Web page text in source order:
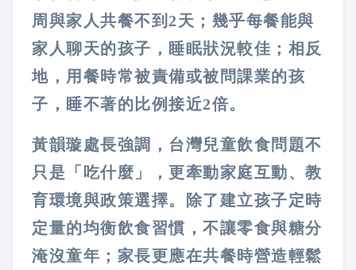
周與家人共餐不到2天；幾乎每餐能與
家人聊天的孩子，睡眠狀況較佳；相反
地，用餐時常被責備或被問課業的孩
子，睡不著的比例接近2倍。
黃韻璇處長強調，台灣兒童飲食問題不
只是「吃什麼」，更牽動家庭互動、教
育環境與政策選擇。除了建立孩子定時
定量的均衡飲食習慣，不讓零食與糖分
淹沒童年；家長更應在共餐時營造輕鬆